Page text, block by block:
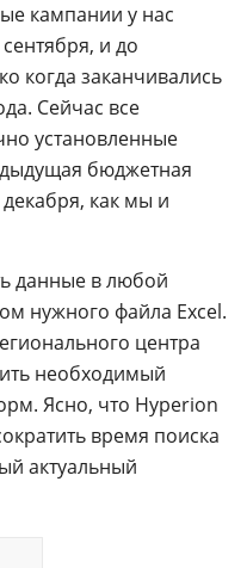
кампании у нас
и до
когда заканчивались
Сейчас все
установленные
бюджетная
как мы и
данные в любой
нужного файла Excel.
центра
необходимый
Ясно, что Hyperion
время поиска
актуальный